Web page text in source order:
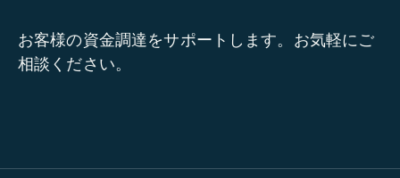
お客様の資金調達をサポートします。お気軽にご
相談ください。